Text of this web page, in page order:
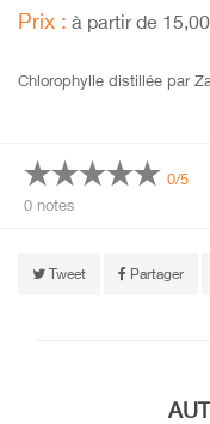
Prix : à partir de
Chlorophylle distillée par
0/5
0 notes
Tweet Partager